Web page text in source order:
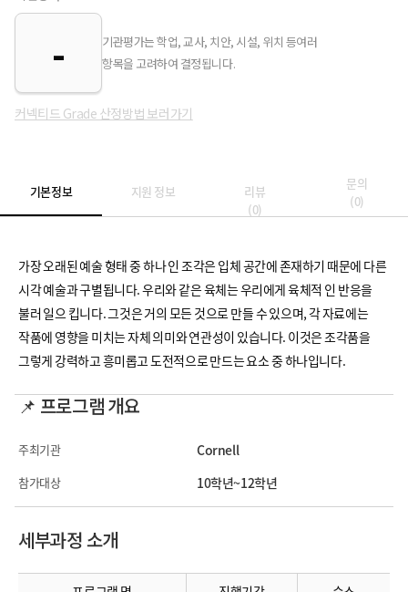
-
기관평가는 학업, 교사, 치안, 시설, 위치 등여러
항목을 고려하여 결정됩니다.
커넥티드 Grade 산정방법 보러가기
기본정보 지원 정보
리뷰
(0)
문의
(0)
가장 오래된 예술 형태 중 하나 인 조각은 입체 공간에 존재하기 때문에 다른
시각 예술과 구별됩니다. 우리와 같은 육체는 우리에게 육체적 인 반응을
불러 일으 킵니다. 그것은 거의 모든 것으로 만들 수 있으며, 각 자료에는
작품에 영향을 미치는 자체 의미와 연관성이 있습니다. 이것은 조각품을
그렇게 강력하고 흥미롭고 도전적으로 만드는 요소 중 하나입니다.
📌 프로그램 개요
주최기관 Cornell
참가대상 10학년~12학년
세부과정 소개